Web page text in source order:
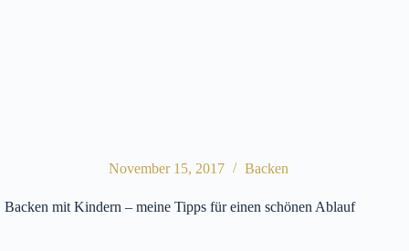
November 15, 2017 Backen
Backen mit Kindern – meine Tipps für einen schönen Ablauf